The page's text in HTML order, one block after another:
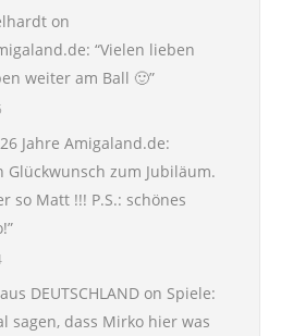
on
: “Vielen lieben
weiter am Ball 🙂”
26 Jahre Amigaland.de:
Glückwunsch zum Jubiläum.
so Matt !!! P.S.: schönes
”
DEUTSCHLAND on Spiele:
sagen, dass Mirko hier was